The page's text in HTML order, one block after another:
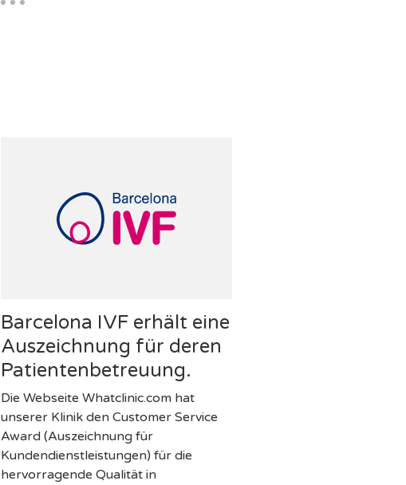
Barcelona IVF erhält eine
Auszeichnung für deren
Patientenbetreuung.
Die Webseite Whatclinic.com hat
unserer Klinik den Customer Service
Award (Auszeichnung für
Kundendienstleistungen) für die
hervorragende Qualität in